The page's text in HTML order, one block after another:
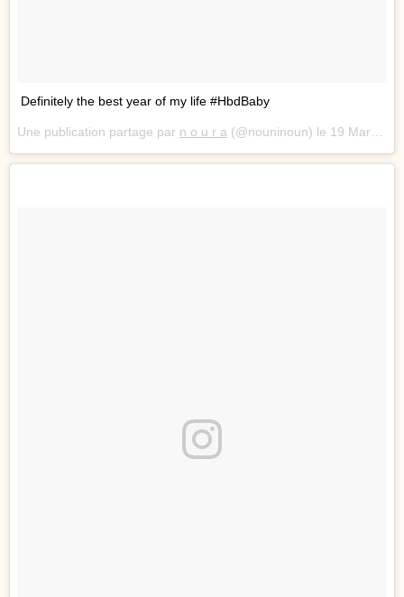
Definitely the best year of my life #HbdBaby
Une publication partage par n o u r a (@nouninoun) le 19 Mars 2018 1 :55 PDT